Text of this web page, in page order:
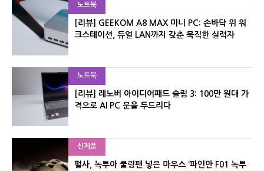
노트북
[리뷰] GEEKOM A8 MAX 미니 PC: 손바닥 위 워
크스테이션, 듀얼 LAN까지 갖춘 묵직한 실력자
노트북
[리뷰] 레노버 아이디어패드 슬림 3: 100만 원대 가
격으로 AI PC 문을 두드리다
신제품
펄사, 녹투아 쿨링팬 넣은 마우스 ‘파인만 F01 녹투